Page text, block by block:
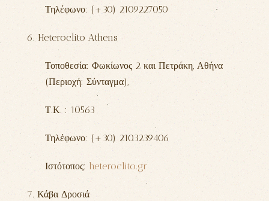
Τηλέφωνο: (+30) 2109227050
6. Heteroclito Athens
Τοποθεσία: Φωκίωνος 2 και Πετράκη, Αθήνα
(Περιοχή: Σύνταγμα),
Τ.Κ. : 10563
Τηλέφωνο: (+30) 2103239406
Ιστότοπος: heteroclito.gr
7. Κάβα Δροσιά